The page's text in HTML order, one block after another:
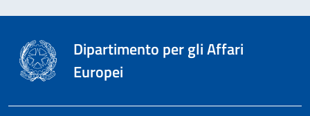
Dipartimento per gli Affari
Europei